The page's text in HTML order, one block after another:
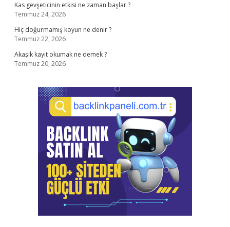
Kas gevşeticinin etkisi ne zaman başlar ?
Temmuz 24, 2026
Hiç doğurmamış koyun ne denir ?
Temmuz 22, 2026
Akaşik kayıt okumak ne demek ?
Temmuz 20, 2026